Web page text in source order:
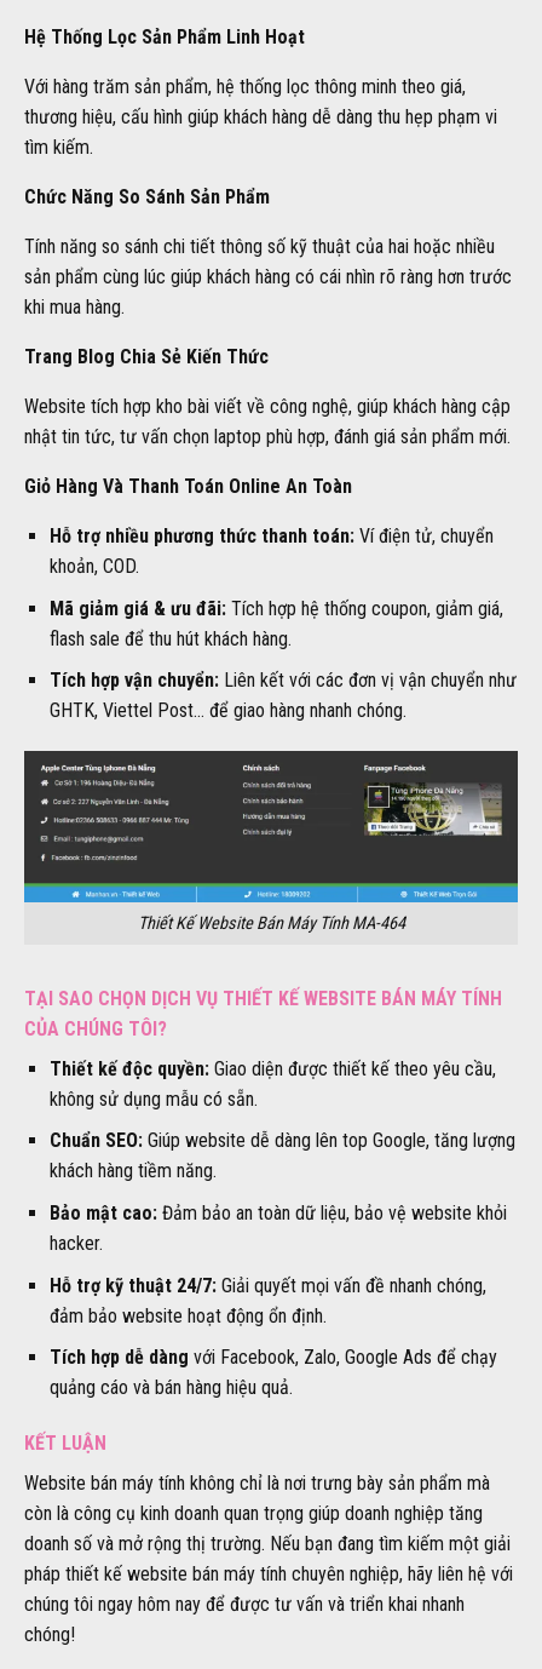
Hệ Thống Lọc Sản Phẩm Linh Hoạt
Với hàng trăm sản phẩm, hệ thống lọc thông minh theo giá,
thương hiệu, cấu hình giúp khách hàng dễ dàng thu hẹp phạm vi
tìm kiếm.
Chức Năng So Sánh Sản Phẩm
Tính năng so sánh chi tiết thông số kỹ thuật của hai hoặc nhiều
sản phẩm cùng lúc giúp khách hàng có cái nhìn rõ ràng hơn trước
khi mua hàng.
Trang Blog Chia Sẻ Kiến Thức
Website tích hợp kho bài viết về công nghệ, giúp khách hàng cập
nhật tin tức, tư vấn chọn laptop phù hợp, đánh giá sản phẩm mới.
Giỏ Hàng Và Thanh Toán Online An Toàn
Hỗ trợ nhiều phương thức thanh toán:Ví điện tử, chuyển
khoản, COD.
Mã giảm giá & ưu đãi:Tích hợp hệ thống coupon, giảm giá,
flash sale để thu hút khách hàng.
Tích hợp vận chuyển:Liên kết với các đơn vị vận chuyển như
GHTK, Viettel Post… để giao hàng nhanh chóng.
Thiết Kế Website Bán Máy Tính MA-464
TẠI SAO CHỌN DỊCH VỤ THIẾT KẾ WEBSITE BÁN MÁY TÍNH
CỦA CHÚNG TÔI?
Thiết kế độc quyền:Giao diện được thiết kế theo yêu cầu,
không sử dụng mẫu có sẵn.
Chuẩn SEO:Giúp website dễ dàng lên top Google, tăng lượng
khách hàng tiềm năng.
Bảo mật cao:Đảm bảo an toàn dữ liệu, bảo vệ website khỏi
hacker.
Hỗ trợ kỹ thuật 24/7:Giải quyết mọi vấn đề nhanh chóng,
đảm bảo website hoạt động ổn định.
Tích hợp dễ dàng với Facebook, Zalo, Google Ads để chạy
quảng cáo và bán hàng hiệu quả.
KẾT LUẬN
Website bán máy tính không chỉ là nơi trưng bày sản phẩm mà
còn là công cụ kinh doanh quan trọng giúp doanh nghiệp tăng
doanh số và mở rộng thị trường. Nếu bạn đang tìm kiếm một giải
pháp thiết kế website bán máy tính chuyên nghiệp, hãy liên hệ với
chúng tôi ngay hôm nay để được tư vấn và triển khai nhanh
chóng!